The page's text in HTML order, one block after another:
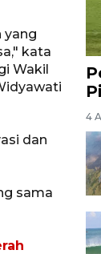
yang
kata
Wakil
dan
sama
4